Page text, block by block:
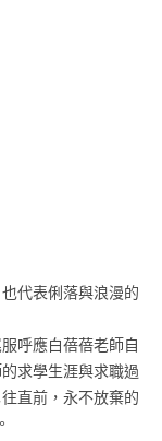
代表俐落與浪漫的
呼應白蓓蓓老師自
求學生涯與求職過
直前，永不放棄的